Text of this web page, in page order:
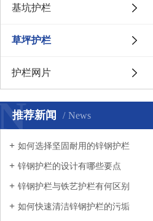
基坑护栏
草坪护栏
护栏网片
推荐新闻 News
如何选择坚固耐用的锌钢护栏
锌钢护栏的设计有哪些要点
锌钢护栏与铁艺护栏有何区别
如何快速清洁锌钢护栏的污垢